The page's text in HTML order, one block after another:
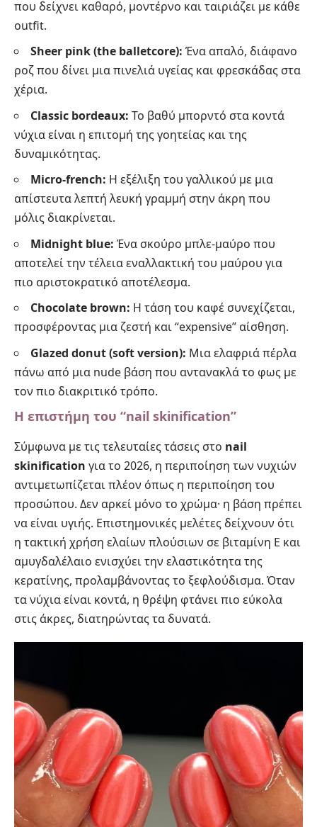
που δείχνει καθαρό, μοντέρνο και ταιριάζει με κάθε
outfit.
Sheer pink (the balletcore): Ένα απαλό, διάφανο
ροζ που δίνει μια πινελιά υγείας και φρεσκάδας στα
χέρια.
Classic bordeaux: Το βαθύ μπορντό στα κοντά
νύχια είναι η επιτομή της γοητείας και της
δυναμικότητας.
Micro-french: Η εξέλιξη του γαλλικού με μια
απίστευτα λεπτή λευκή γραμμή στην άκρη που
μόλις διακρίνεται.
Midnight blue: Ένα σκούρο μπλε-μαύρο που
αποτελεί την τέλεια εναλλακτική του μαύρου για
πιο αριστοκρατικό αποτέλεσμα.
Chocolate brown: Η τάση του καφέ συνεχίζεται,
προσφέροντας μια ζεστή και “expensive” αίσθηση.
Glazed donut (soft version): Μια ελαφριά πέρλα
πάνω από μια nude βάση που αντανακλά το φως με
τον πιο διακριτικό τρόπο.
Η επιστήμη του “nail skinification”
Σύμφωνα με τις τελευταίες τάσεις στο nail
skinification για το 2026, η περιποίηση των νυχιών
αντιμετωπίζεται πλέον όπως η περιποίηση του
προσώπου. Δεν αρκεί μόνο το χρώμα· η βάση πρέπει
να είναι υγιής. Επιστημονικές μελέτες δείχνουν ότι
η τακτική χρήση ελαίων πλούσιων σε βιταμίνη Ε και
αμυγδαλέλαιο ενισχύει την ελαστικότητα της
κερατίνης, προλαμβάνοντας το ξεφλούδισμα. Όταν
τα νύχια είναι κοντά, η θρέψη φτάνει πιο εύκολα
στις άκρες, διατηρώντας τα δυνατά.